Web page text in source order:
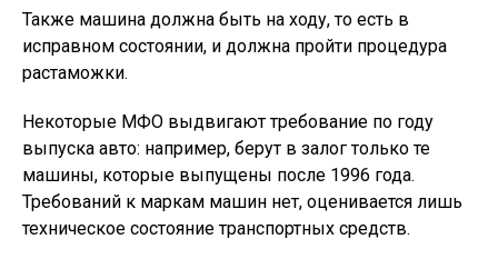
Также машина должна быть на ходу, то есть в
исправном состоянии, и должна пройти процедура
растаможки.
Некоторые МФО выдвигают требование по году
выпуска авто: например, берут в залог только те
машины, которые выпущены после 1996 года.
Требований к маркам машин нет, оценивается лишь
техническое состояние транспортных средств.